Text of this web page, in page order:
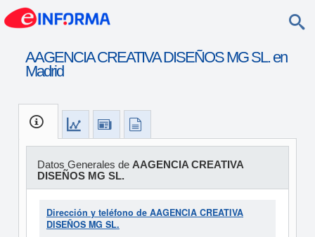
AAGENCIA CREATIVA DISEÑOS MG SL. en
Madrid
Datos Generales de AAGENCIA CREATIVA
DISEÑOS MG SL.
Dirección y teléfono de AAGENCIA CREATIVA
DISEÑOS MG SL.